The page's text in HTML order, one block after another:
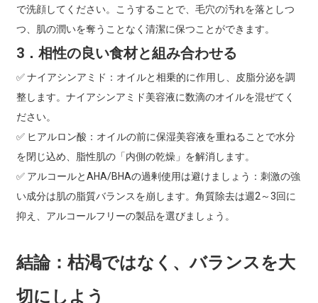
で洗顔してください。こうすることで、毛穴の汚れを落としつ
つ、肌の潤いを奪うことなく清潔に保つことができます。
3．相性の良い食材と組み合わせる
✅ ナイアシンアミド：オイルと相乗的に作用し、皮脂分泌を調
整します。ナイアシンアミド美容液に数滴のオイルを混ぜてく
ださい。
✅ ヒアルロン酸：オイルの前に保湿美容液を重ねることで水分
を閉じ込め、脂性肌の「内側の乾燥」を解消します。
✅ アルコールとAHA/BHAの過剰使用は避けましょう：刺激の強
い成分は肌の脂質バランスを崩します。角質除去は週2～3回に
抑え、アルコールフリーの製品を選びましょう。
結論：枯渇ではなく、バランスを大
切にしよう